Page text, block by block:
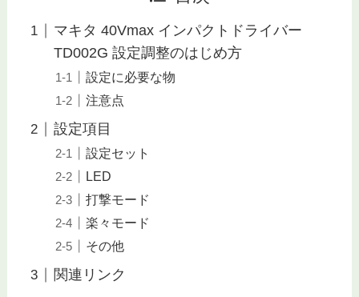
マキタ 40Vmax インパクトドライバー
TD002G 設定調整のはじめ方
設定に必要な物
注意点
設定項目
設定セット
LED
打撃モード
楽々モード
その他
関連リンク